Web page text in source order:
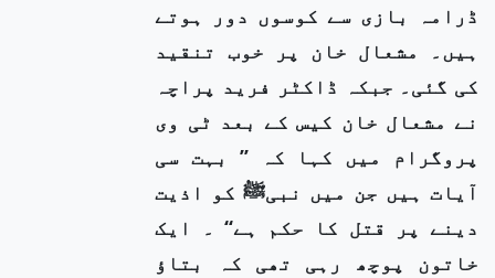
ڈرامہ بازی سے کوسوں دور ہوتے
ہیں۔ مشعال خان پر خوب تنقید
کی گئی۔ جبکہ ڈاکٹر فرید پراچہ
نے مشعال خان کیس کے بعد ٹی وی
پروگرام میں کہا کہ ’’ بہت سی
آیات ہیں جن میں نبیﷺ کو اذیت
دینے پر قتل کا حکم ہے‘‘ ۔ ایک
خاتون پوچھ رہی تھی کہ بتاؤ